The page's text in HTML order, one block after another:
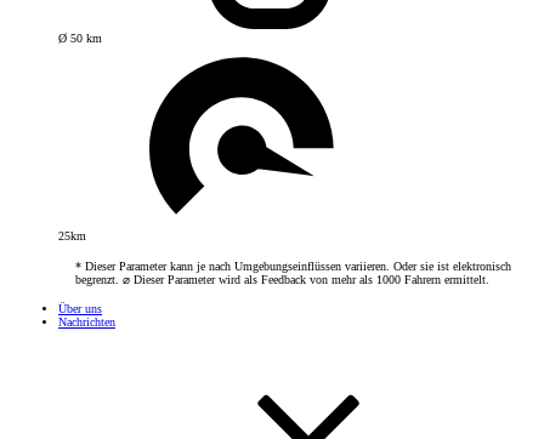
Ø 50 km
25km
* Dieser Parameter kann je nach Umgebungseinflüssen variieren. Oder sie ist elektronisch
begrenzt. ⌀ Dieser Parameter wird als Feedback von mehr als 1000 Fahrern ermittelt.
Über uns
Nachrichten